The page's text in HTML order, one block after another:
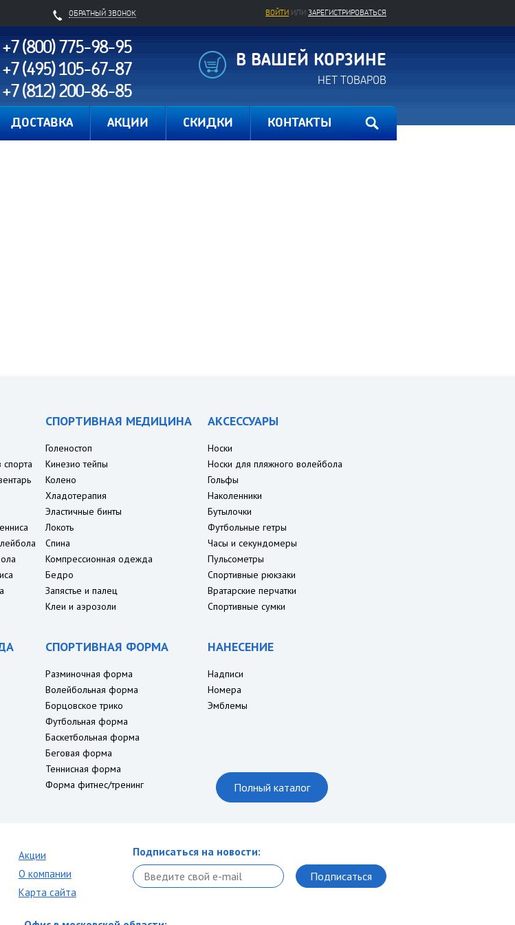
ОБРАТНЫЙ ЗВОНОК ВОЙТИ ИЛИ ЗАРЕГИСТРИРОВАТЬСЯ
+7 (800) 775-98-95
+7 (495) 105-67-87
+7 (812) 200-86-85
В ВАШЕЙ КОРЗИНЕ
НЕТ ТОВАРОВ
ДОСТАВКА АКЦИИ СКИДКИ КОНТАКТЫ
СПОРТИВНАЯ МЕДИЦИНА
Голеностоп
Кинезио тейпы
Колено
Хладотерапия
Эластичные бинты
Локоть
Спина
Компрессионная одежда
Бедро
Запястье и палец
Клеи и аэрозоли
АКСЕССУАРЫ
Носки
Носки для пляжного волейбола
Гольфы
Наколенники
Бутылочки
Футбольные гетры
Часы и секундомеры
Пульсометры
Спортивные рюкзаки
Вратарские перчатки
Спортивные сумки
СПОРТИВНАЯ ФОРМА
Разминочная форма
Волейбольная форма
Борцовское трико
Футбольная форма
Баскетбольная форма
Беговая форма
Теннисная форма
Форма фитнес/тренинг
НАНЕСЕНИЕ
Надписи
Номера
Эмблемы
Полный каталог
Акции
О компании
Карта сайта
Подписаться на новости: